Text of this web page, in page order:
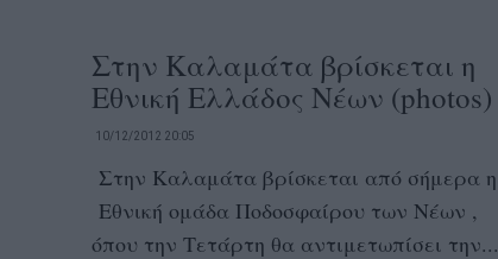
Στην Καλαμάτα βρίσκεται η
Εθνική Ελλάδος Νέων (photos)
10/12/2012 20:05
Στην Καλαμάτα βρίσκεται από σήμερα η
Εθνική ομάδα Ποδοσφαίρου των Νέων ,
όπου την Τετάρτη θα αντιμετωπίσει την...